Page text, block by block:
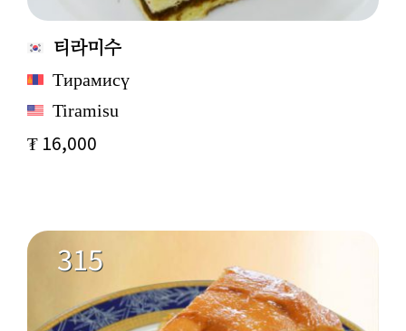
티라미수
Тирамисү
Tiramisu
₮ 16,000
315